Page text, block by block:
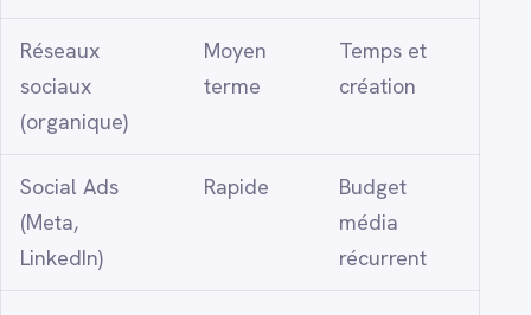
Réseaux
sociaux
(organique)
Moyen
terme
Temps et
création
Social Ads
(Meta,
LinkedIn)
Rapide
Budget
média
récurrent